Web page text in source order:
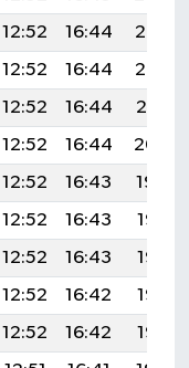
12:52 16:44
20:03
12:52 16:44
20:02
12:52 16:44
20:01
12:52 16:44
20:00
12:52 16:43
19:59
12:52 16:43
19:58
12:52 16:43
19:57
12:52 16:42
19:56
12:52 16:42
19:55